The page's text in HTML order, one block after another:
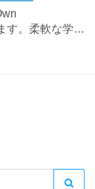
。柔軟な学習
するソリュー